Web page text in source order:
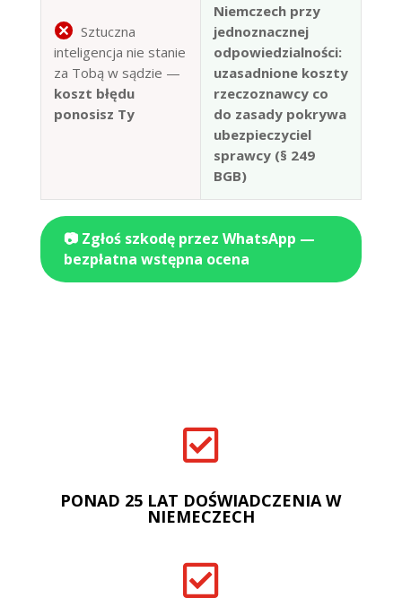
Sztuczna
inteligencja nie stanie
za Tobą w sądzie —
koszt błędu
ponosisz Ty
Niemczech przy
jednoznacznej
odpowiedzialności:
uzasadnione koszty
rzeczoznawcy co
do zasady pokrywa
ubezpieczyciel
sprawcy (§ 249
BGB)
📷 Zgłoś szkodę przez WhatsApp —
bezpłatna wstępna ocena

PONAD 25 LAT DOŚWIADCZENIA W
NIEMECZECH
